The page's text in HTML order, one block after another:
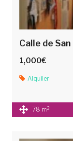
Calle de
1,000€
Alquiler
78 m2